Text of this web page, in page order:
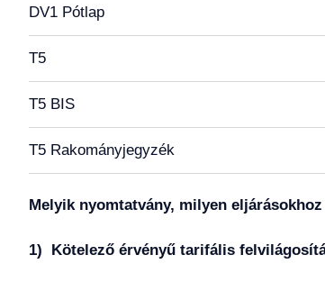
DV1 Pótlap
T5
T5 BIS
T5 Rakományjegyzék
Melyik nyomtatvány, milyen
1) Kötelező érvényű tarifális